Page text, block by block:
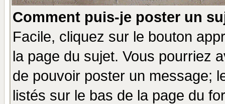
Comment puis-je poster un
Facile, cliquez sur le bouton
la page du sujet. Vous pourriez
de pouvoir poster un message;
listés sur le bas de la page du